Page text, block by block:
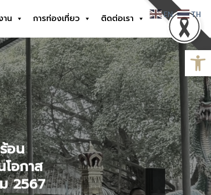
น การท่องเที่ยว
ติดต่อเรา
อน
โอกาส
2567
EN TH